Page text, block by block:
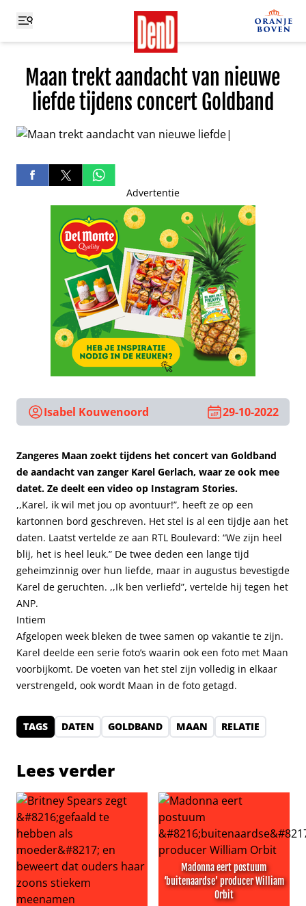
Maan trekt aandacht van nieuwe
liefde tijdens concert Goldband
Advertentie
Isabel Kouwenoord 29-10-2022
Zangeres Maan zoekt tijdens het concert van Goldband
de aandacht van zanger Karel Gerlach, waar ze ook mee
datet. Ze deelt een video op Instagram Stories.
,,Karel, ik wil met jou op avontuur!”, heeft ze op een
kartonnen bord geschreven. Het stel is al een tijdje aan het
daten. Laatst vertelde ze aan RTL Boulevard: “We zijn heel
blij, het is heel leuk.” De twee deden een lange tijd
geheimzinnig over hun liefde, maar in augustus bevestigde
Karel de geruchten. ,,Ik ben verliefd”, vertelde hij tegen het
ANP.
Intiem
Afgelopen week bleken de twee samen op vakantie te zijn.
Karel deelde een serie foto’s waarin ook een foto met Maan
voorbijkomt. De voeten van het stel zijn volledig in elkaar
verstrengeld, ook wordt Maan in de foto getagd.
TAGS DATEN GOLDBAND MAAN RELATIE
Lees verder
Madonna eert postuum
‘buitenaardse’ producer William
Orbit